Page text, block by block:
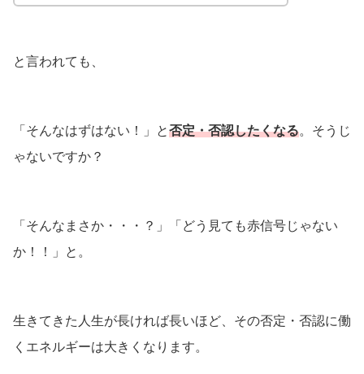
と言われても、
「そんなはずはない！」と否定・否認したくなる。そうじ
ゃないですか？
「そんなまさか・・・？」「どう見ても赤信号じゃない
か！！」と。
生きてきた人生が長ければ長いほど、その否定・否認に働
くエネルギーは大きくなります。